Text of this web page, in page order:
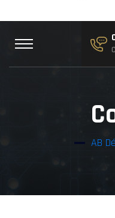
AB